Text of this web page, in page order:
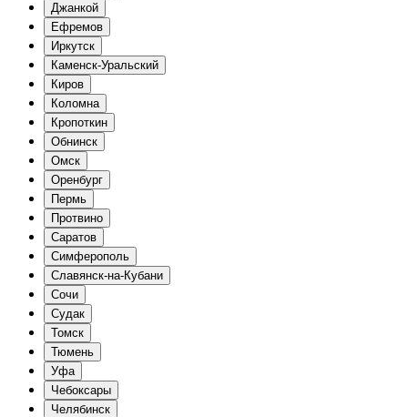
Джанкой
Ефремов
Иркутск
Каменск-Уральский
Киров
Коломна
Кропоткин
Обнинск
Омск
Оренбург
Пермь
Протвино
Саратов
Симферополь
Славянск-на-Кубани
Сочи
Судак
Томск
Тюмень
Уфа
Чебоксары
Челябинск